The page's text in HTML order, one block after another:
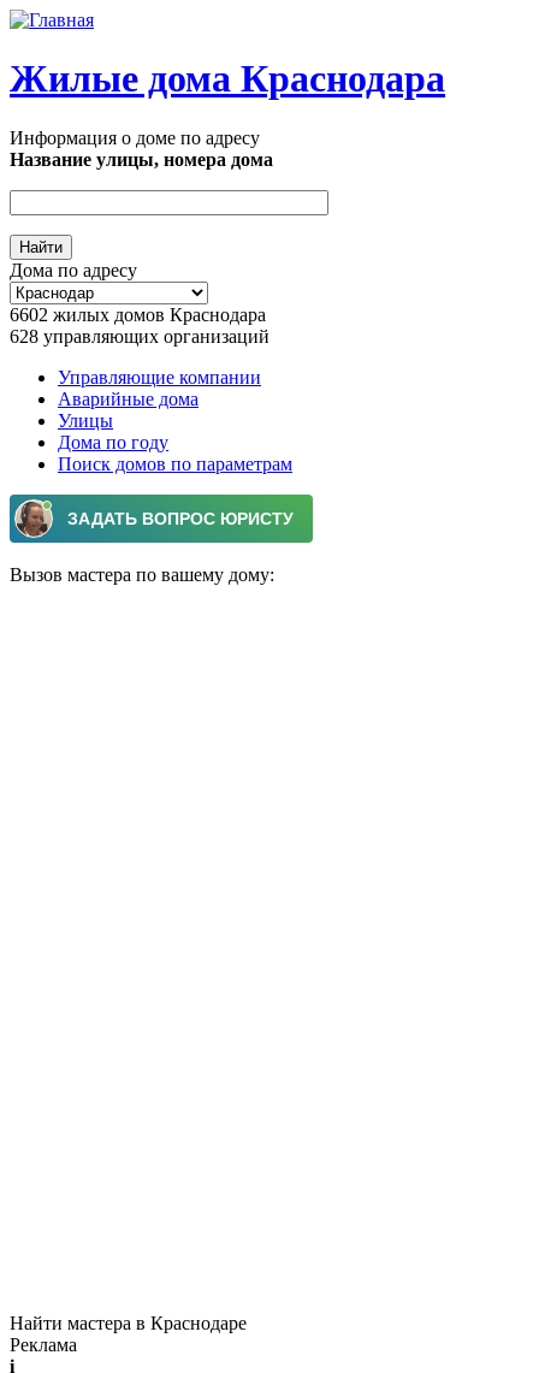
Перейти к основному содержанию
Жилые дома Краснодара
Информация о доме по адресу
Название улицы, номера дома
Дома по адресу
6602 жилых домов Краснодара
628 управляющих организаций
Главное меню
Управляющие компании
Аварийные дома
Улицы
Дома по году
Поиск домов по параметрам
Вызов мастера по вашему дому:
Найти мастера в Краснодаре
Реклама
i